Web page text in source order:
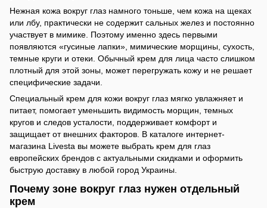
Нежная кожа вокруг глаз намного тоньше, чем кожа на щеках
или лбу, практически не содержит сальных желез и постоянно
участвует в мимике. Поэтому именно здесь первыми
появляются «гусиные лапки», мимические морщины, сухость,
темные круги и отеки. Обычный крем для лица часто слишком
плотный для этой зоны, может перегружать кожу и не решает
специфические задачи.
Специальный крем для кожи вокруг глаз мягко увлажняет и
питает, помогает уменьшить видимость морщин, темных
кругов и следов усталости, поддерживает комфорт и
защищает от внешних факторов. В каталоге интернет-
магазина Livesta вы можете выбрать крем для глаз
европейских брендов с актуальными скидками и оформить
быструю доставку в любой город Украины.
Почему зоне вокруг глаз нужен отдельный
крем